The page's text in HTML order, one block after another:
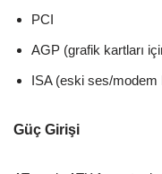
PCI
AGP (grafik kartları
ISA (eski ses/modem
Güç Girişi